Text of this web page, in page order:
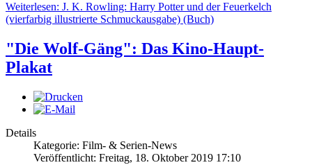
Weiterlesen: J. K. Rowling: Harry Potter und der Feuerkelch
(vierfarbig illustrierte Schmuckausgabe) (Buch)
"Die Wolf-Gäng": Das Kino-Haupt-
Plakat
Details
Kategorie: Film- & Serien-News
Veröffentlicht: Freitag, 18. Oktober 2019 17:10